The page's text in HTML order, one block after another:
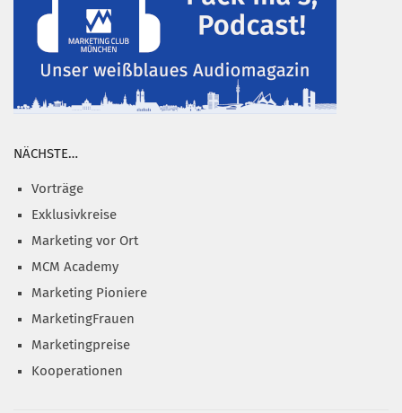
NÄCHSTE…
Vorträge
Exklusivkreise
Marketing vor Ort
MCM Academy
Marketing Pioniere
MarketingFrauen
Marketingpreise
Kooperationen